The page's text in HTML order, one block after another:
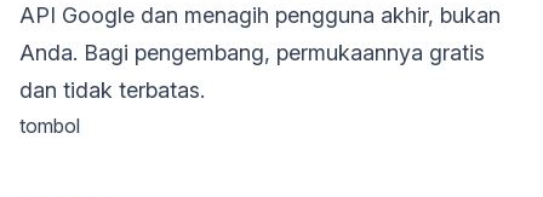
API Google dan menagih pengguna akhir, bukan
Anda. Bagi pengembang, permukaannya gratis
dan tidak terbatas.
tombol